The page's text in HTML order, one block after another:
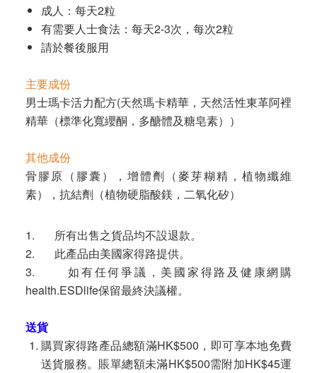
成人：每天2粒
有需要人士食法：每天2-3次，每次2粒
請於餐後服用
主要成份
男士瑪卡活力配方(天然瑪卡精華，天然活性東革阿裡
精華（標準化寬纓酮，多醣體及糖皂素））
其他成份
骨膠原（膠囊），增體劑（麥芽糊精，植物纖維
素），抗結劑（植物硬脂酸鎂，二氧化矽）
1. 所有出售之貨品均不設退款。
2. 此產品由美國家得路提供。
3. 如有任何爭議，美國家得路及健康網購
health.ESDlife保留最終決議權。
送貨
購買家得路產品總額滿HK$500，即可享本地免費
送貨服務。賬單總額未滿HK$500需附加HK$45運